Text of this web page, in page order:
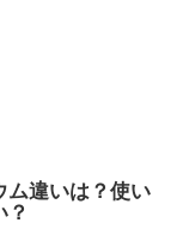
ム違いは？使い
？